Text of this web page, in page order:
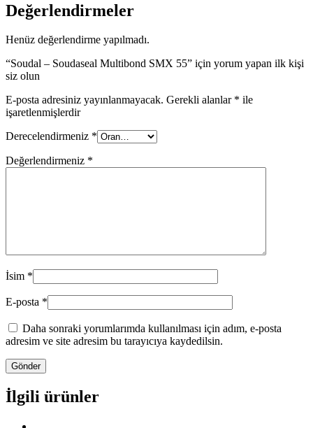
Değerlendirmeler
Henüz değerlendirme yapılmadı.
“Soudal – Soudaseal Multibond SMX 55” için yorum yapan ilk kişi
siz olun
E-posta adresiniz yayınlanmayacak. Gerekli alanlar * ile
işaretlenmişlerdir
Derecelendirmeniz *
Değerlendirmeniz *
İsim *
E-posta *
Daha sonraki yorumlarımda kullanılması için adım, e-posta
adresim ve site adresim bu tarayıcıya kaydedilsin.
İlgili ürünler